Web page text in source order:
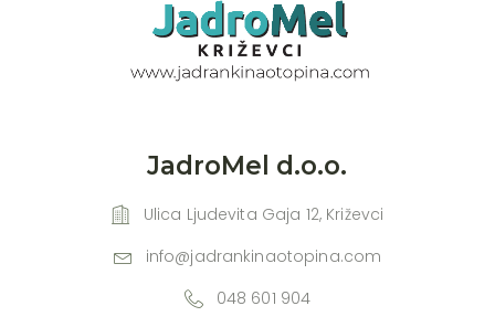
JadroMel d.o.o.
Ulica Ljudevita Gaja 12, Križevci
info@jadrankinaotopina.com
048 601 904